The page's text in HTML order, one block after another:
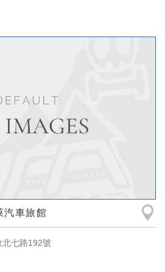
汽車旅館
七路192號